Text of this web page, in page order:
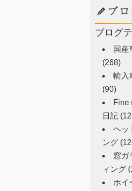
ブログ
国産
(268)
輸入
(90)
Fine
日記
ヘッ
ング
窓ガ
ィング
ホイ